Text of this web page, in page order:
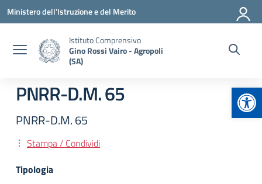
Vai ai contenuti
Vai al menu di navigazione
Vai al footer
Ministero dell'Istruzione e del Merito
Istituto Comprensivo
Gino Rossi Vairo - Agropoli
(SA)
PNRR-D.M. 65
PNRR-D.M. 65
Stampa / Condividi
Tipologia